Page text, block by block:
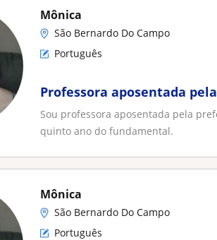
Mônica
São Bernardo Do Campo
Português
Professora aposentada
Sou professora aposentada pela
quinto ano do fundamental.
Mônica
São Bernardo Do Campo
Português